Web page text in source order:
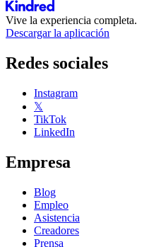
Vive la experiencia completa.
Descargar la aplicación
Redes sociales
Instagram
𝕏
TikTok
LinkedIn
Empresa
Blog
Empleo
Asistencia
Creadores
Prensa